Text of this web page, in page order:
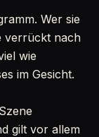
Wer sie
verrückt nach
wie
im Gesicht.
gilt vor allem